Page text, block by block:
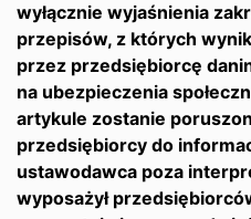
wyłącznie wyjaśnienia
przepisów, z których
przez przedsiębiorcę
na ubezpieczenia
artykule zostanie
przedsiębiorcy do
ustawodawca poza
wyposażył